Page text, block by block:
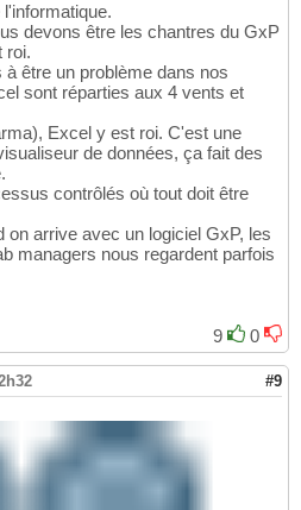
devons être les chantres du GxP
roi.
être un problème dans nos
sont réparties aux 4 vents et
Excel y est roi. C'est une
de données, ça fait des
contrôlés où tout doit être
on arrive avec un logiciel GxP, les
managers nous regardent parfois
9
0
#9